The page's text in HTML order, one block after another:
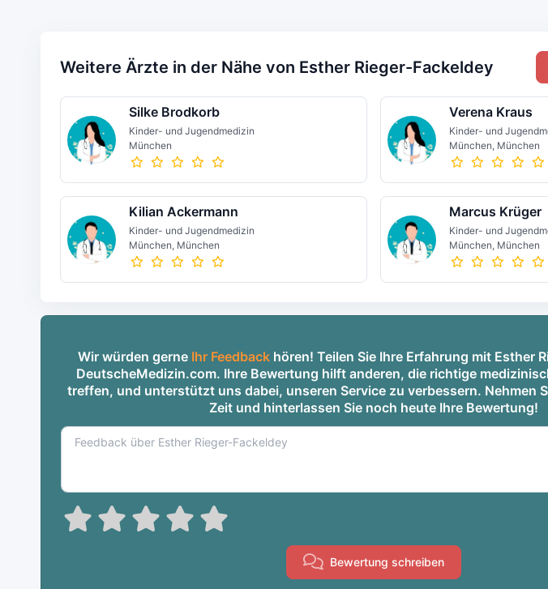
Weitere Ärzte in der Nähe von Esther Rieger-Fackeldey
Silke Brodkorb
Kinder- und Jugendmedizin
München
Verena Kraus
Kinder- und
München, München
Kilian Ackermann
Kinder- und Jugendmedizin
München, München
Marcus Krüger
Kinder- und
München, München
Wir würden gerne Ihr Feedback hören! Teilen Sie Ihre Erfahrung mit Esther
DeutscheMedizin.com. Ihre Bewertung hilft anderen, die richtige
treffen, und unterstützt uns dabei, unseren Service zu verbessern. Nehmen
Zeit und hinterlassen Sie noch heute Ihre Bewertung!
Bewertung schreiben